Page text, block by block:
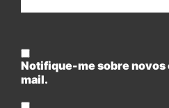
Notifique-me sobre
mail.